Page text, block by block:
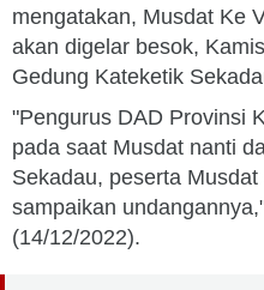
mengatakan, Musdat Ke
akan digelar besok,
Gedung Kateketik
"Pengurus DAD Provinsi
pada saat Musdat nanti
Sekadau, peserta
sampaikan
(14/12/2022).